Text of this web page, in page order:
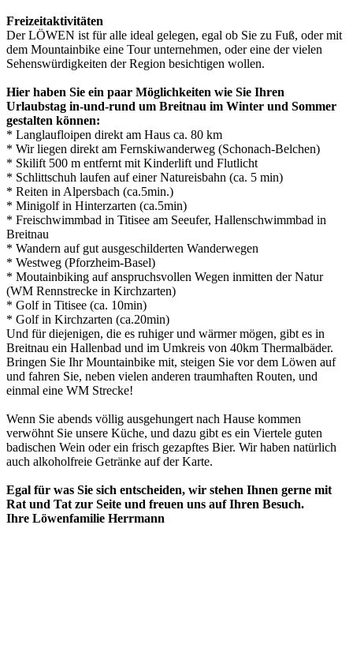
Freizeitaktivitäten
Der LÖWEN ist für alle ideal gelegen, egal ob Sie zu Fuß, oder mit
dem Mountainbike eine Tour unternehmen, oder eine der vielen
Sehenswürdigkeiten der Region besichtigen wollen.
Hier haben Sie ein paar Möglichkeiten wie Sie Ihren
Urlaubstag in-und-rund um Breitnau im Winter und Sommer
gestalten können:
* Langlaufloipen direkt am Haus ca. 80 km
* Wir liegen direkt am Fernskiwanderweg (Schonach-Belchen)
* Skilift 500 m entfernt mit Kinderlift und Flutlicht
* Schlittschuh laufen auf einer Natureisbahn (ca. 5 min)
* Reiten in Alpersbach (ca.5min.)
* Minigolf in Hinterzarten (ca.5min)
* Freischwimmbad in Titisee am Seeufer, Hallenschwimmbad in
Breitnau
* Wandern auf gut ausgeschilderten Wanderwegen
* Westweg (Pforzheim-Basel)
* Moutainbiking auf anspruchsvollen Wegen inmitten der Natur
(WM Rennstrecke in Kirchzarten)
* Golf in Titisee (ca. 10min)
* Golf in Kirchzarten (ca.20min)
Und für diejenigen, die es ruhiger und wärmer mögen, gibt es in
Breitnau ein Hallenbad und im Umkreis von 40km Thermalbäder.
Bringen Sie Ihr Mountainbike mit, steigen Sie vor dem Löwen auf
und fahren Sie, neben vielen anderen traumhaften Routen, und
einmal eine WM Strecke!
Wenn Sie abends völlig ausgehungert nach Hause kommen
verwöhnt Sie unsere Küche, und dazu gibt es ein Viertele guten
badischen Wein oder ein frisch gezapftes Bier. Wir haben natürlich
auch alkoholfreie Getränke auf der Karte.
Egal für was Sie sich entscheiden, wir stehen Ihnen gerne mit
Rat und Tat zur Seite und freuen uns auf Ihren Besuch.
Ihre Löwenfamilie Herrmann